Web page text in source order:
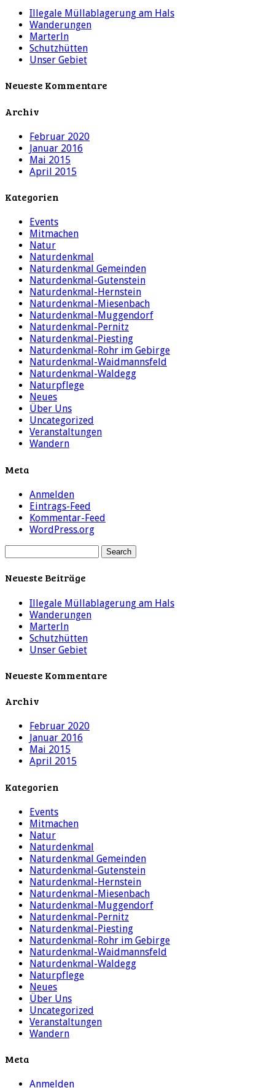
Illegale Müllablagerung am Hals
Wanderungen
Marterln
Schutzhütten
Unser Gebiet
Neueste Kommentare
Archiv
Februar 2020
Januar 2016
Mai 2015
April 2015
Kategorien
Events
Mitmachen
Natur
Naturdenkmal
Naturdenkmal Gemeinden
Naturdenkmal-Gutenstein
Naturdenkmal-Hernstein
Naturdenkmal-Miesenbach
Naturdenkmal-Muggendorf
Naturdenkmal-Pernitz
Naturdenkmal-Piesting
Naturdenkmal-Rohr im Gebirge
Naturdenkmal-Waidmannsfeld
Naturdenkmal-Waldegg
Naturpflege
Neues
Über Uns
Uncategorized
Veranstaltungen
Wandern
Meta
Anmelden
Eintrags-Feed
Kommentar-Feed
WordPress.org
Neueste Beiträge
Illegale Müllablagerung am Hals
Wanderungen
Marterln
Schutzhütten
Unser Gebiet
Neueste Kommentare
Archiv
Februar 2020
Januar 2016
Mai 2015
April 2015
Kategorien
Events
Mitmachen
Natur
Naturdenkmal
Naturdenkmal Gemeinden
Naturdenkmal-Gutenstein
Naturdenkmal-Hernstein
Naturdenkmal-Miesenbach
Naturdenkmal-Muggendorf
Naturdenkmal-Pernitz
Naturdenkmal-Piesting
Naturdenkmal-Rohr im Gebirge
Naturdenkmal-Waidmannsfeld
Naturdenkmal-Waldegg
Naturpflege
Neues
Über Uns
Uncategorized
Veranstaltungen
Wandern
Meta
Anmelden